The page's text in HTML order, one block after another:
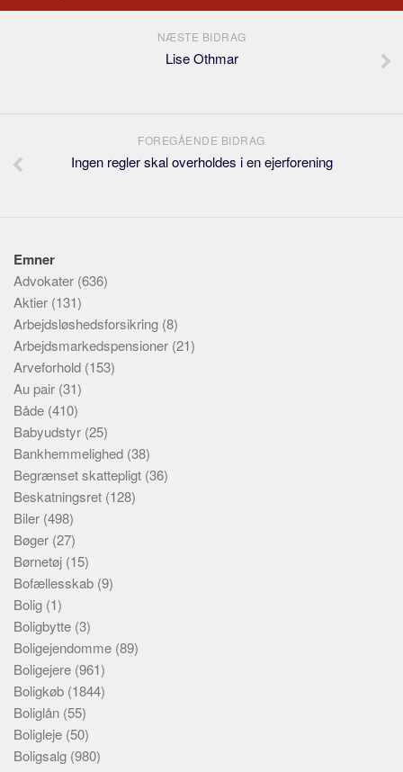
NÆSTE BIDRAG
Lise Othmar
FOREGÅENDE BIDRAG
Ingen regler skal overholdes i en ejerforening
Emner
Advokater (636)
Aktier (131)
Arbejdsløshedsforsikring (8)
Arbejdsmarkedspensioner (21)
Arveforhold (153)
Au pair (31)
Både (410)
Babyudstyr (25)
Bankhemmelighed (38)
Begrænset skattepligt (36)
Beskatningsret (128)
Biler (498)
Bøger (27)
Børnetøj (15)
Bofællesskab (9)
Bolig (1)
Boligbytte (3)
Boligejendomme (89)
Boligejere (961)
Boligkøb (1844)
Boliglån (55)
Boligleje (50)
Boligsalg (980)